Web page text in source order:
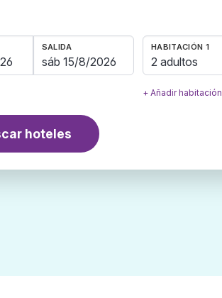
SALIDA HABITACIÓN 1
2 adultos
+ Añadir habitación
hoteles